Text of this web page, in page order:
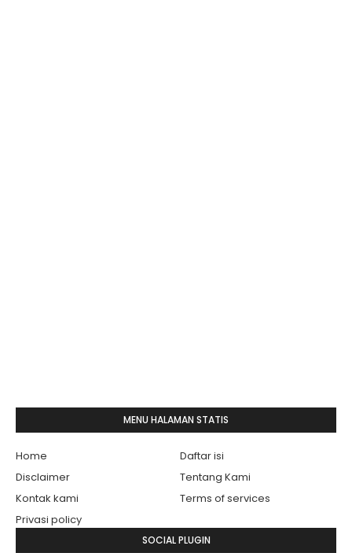
MENU HALAMAN STATIS
Home
Daftar isi
Disclaimer
Tentang Kami
Kontak kami
Terms of services
Privasi policy
SOCIAL PLUGIN